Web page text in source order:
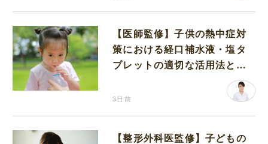
【医師監修】子供の熱中症対
策における経口補水液・塩タ
ブレットの適切な活用法と水
3日前
【整形外科医監修】子どもの